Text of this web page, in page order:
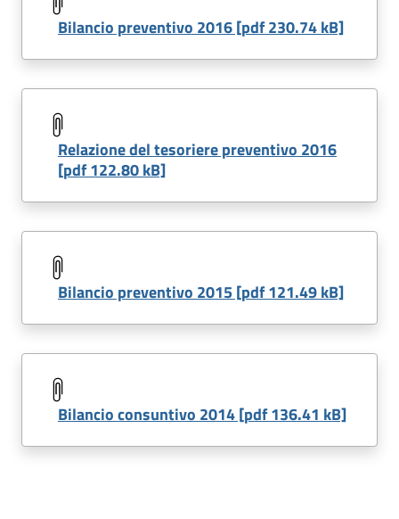
Bilancio preventivo 2016 [pdf 230.74 kB]
Relazione del tesoriere preventivo 2016
[pdf 122.80 kB]
Bilancio preventivo 2015 [pdf 121.49 kB]
Bilancio consuntivo 2014 [pdf 136.41 kB]